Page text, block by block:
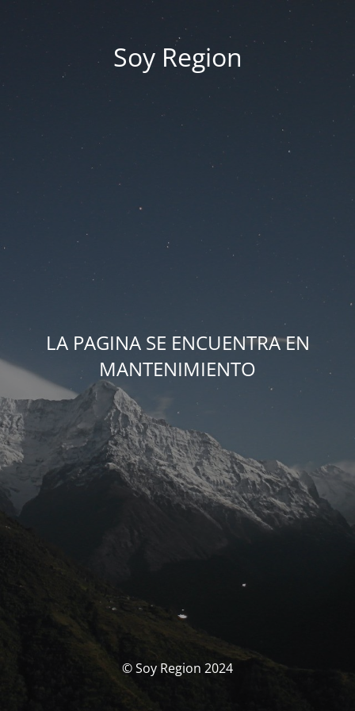
Soy Region
LA PAGINA SE ENCUENTRA EN
MANTENIMIENTO
© Soy Region 2024